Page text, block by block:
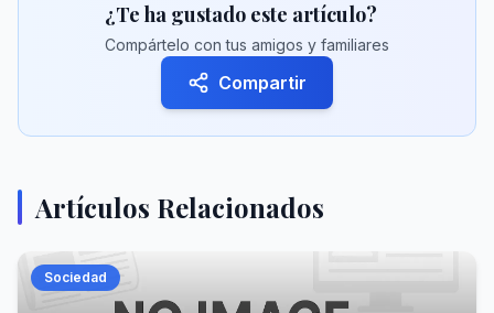
¿Te ha gustado este artículo?
Compártelo con tus amigos y familiares
Compartir
Artículos Relacionados
Sociedad